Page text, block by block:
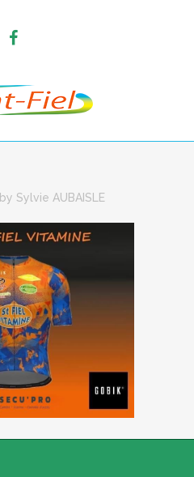
by Sylvie AUBAISLE